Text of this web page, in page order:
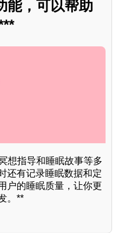
能，可以帮助
想指导和睡眠故事等多
还有记录睡眠数据和定
户的睡眠质量，让你更
。**